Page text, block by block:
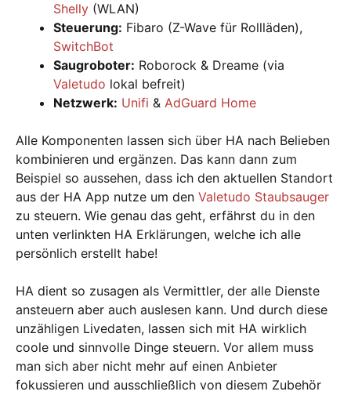
Shelly (WLAN)
Steuerung: Fibaro (Z-Wave für Rollläden),
SwitchBot
Saugroboter: Roborock & Dreame (via
Valetudo lokal befreit)
Netzwerk: Unifi & AdGuard Home
Alle Komponenten lassen sich über HA nach Belieben
kombinieren und ergänzen. Das kann dann zum
Beispiel so aussehen, dass ich den aktuellen Standort
aus der HA App nutze um den Valetudo Staubsauger
zu steuern. Wie genau das geht, erfährst du in den
unten verlinkten HA Erklärungen, welche ich alle
persönlich erstellt habe!
HA dient so zusagen als Vermittler, der alle Dienste
ansteuern aber auch auslesen kann. Und durch diese
unzähligen Livedaten, lassen sich mit HA wirklich
coole und sinnvolle Dinge steuern. Vor allem muss
man sich aber nicht mehr auf einen Anbieter
fokussieren und ausschließlich von diesem Zubehör